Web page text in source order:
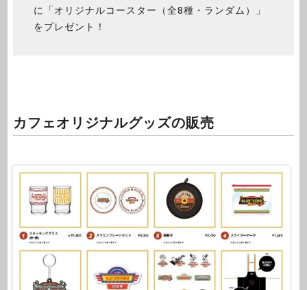
に「オリジナルコースター（全8種・ランダム）」
をプレゼント！
カフェオリジナルグッズの販売